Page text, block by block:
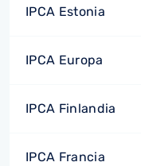
IPCA Estonia
IPCA Europa
IPCA Finlandia
IPCA Francia